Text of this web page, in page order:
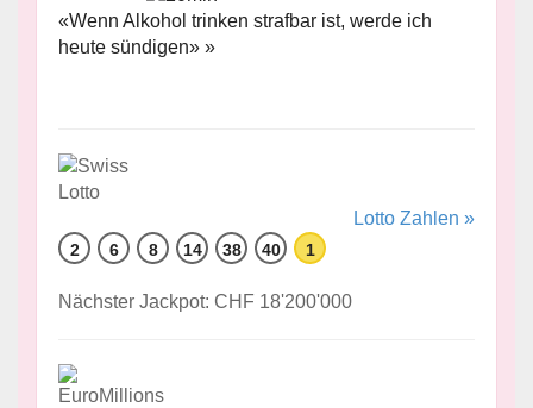
«Wenn Alkohol trinken strafbar ist, werde ich
heute sündigen» »
Lotto Zahlen »
2 6 8 14 38 40 1
Nächster Jackpot: CHF 18'200'000